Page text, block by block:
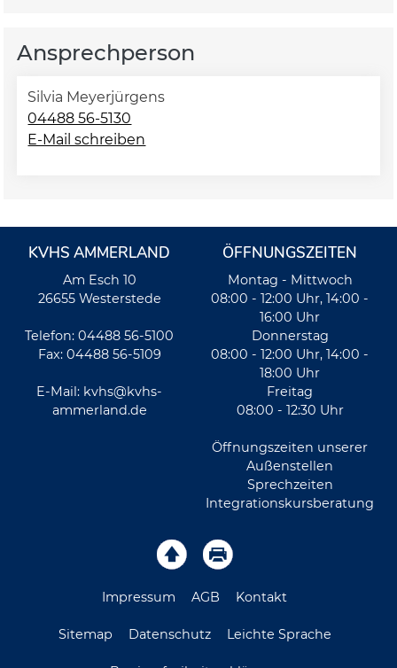
Ansprechperson
Silvia Meyerjürgens
04488 56-5130
E-Mail schreiben
KVHS AMMERLAND
Am Esch 10
26655 Westerstede
Telefon: 04488 56-5100
Fax: 04488 56-5109
E-Mail: kvhs@kvhs-
ammerland.de
ÖFFNUNGSZEITEN
Montag - Mittwoch
08:00 - 12:00 Uhr, 14:00 -
16:00 Uhr
Donnerstag
08:00 - 12:00 Uhr, 14:00 -
18:00 Uhr
Freitag
08:00 - 12:30 Uhr
Öffnungszeiten unserer
Außenstellen
Sprechzeiten
Integrationskursberatung
Impressum AGB Kontakt
Sitemap Datenschutz Leichte Sprache